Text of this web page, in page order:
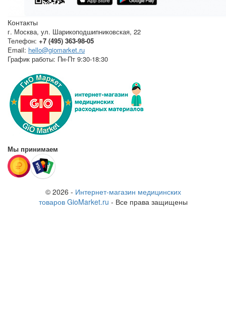
Контакты
г. Москва, ул. Шарикоподшипниковская, 22
Телефон: +7 (495) 363-98-05
Email: hello@giomarket.ru
График работы: Пн-Пт 9:30-18:30
Мы принимаем
© 2026 - Интернет-магазин медицинских
товаров GioMarket.ru - Все права защищены